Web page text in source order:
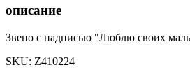
описание
Звено с надписью "Люблю своих
SKU: Z410224